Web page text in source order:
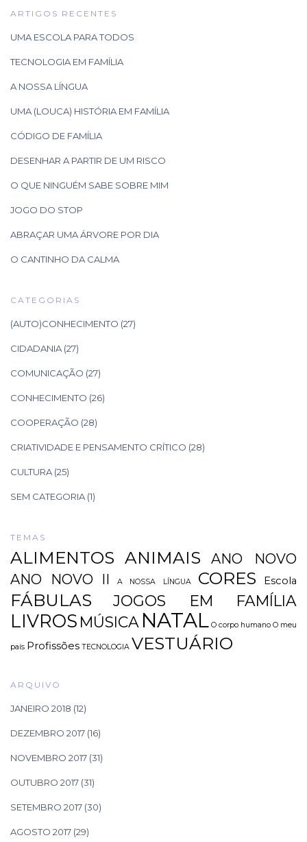
ARTIGOS RECENTES
UMA ESCOLA PARA TODOS
TECNOLOGIA EM FAMÍLIA
A NOSSA LÍNGUA
UMA (LOUCA) HISTÓRIA EM FAMÍLIA
CÓDIGO DE FAMÍLIA
DESENHAR A PARTIR DE UM RISCO
O QUE NINGUÉM SABE SOBRE MIM
JOGO DO STOP
ABRAÇAR UMA ÁRVORE POR DIA
O CANTINHO DA CALMA
CATEGORIAS
(AUTO)CONHECIMENTO (27)
CIDADANIA (27)
COMUNICAÇÃO (27)
CONHECIMENTO (26)
COOPERAÇÃO (28)
CRIATIVIDADE E PENSAMENTO CRÍTICO (28)
CULTURA (25)
SEM CATEGORIA (1)
TEMAS
ALIMENTOS ANIMAIS
ANO NOVO
ANO NOVO II
A NOSSA LÍNGUA CORES Escola
FÁBULAS JOGOS EM FAMÍLIA
LIVROS MÚSICA NATAL O corpo humano O meu
país Profissões TECNOLOGIA VESTUÁRIO
ARQUIVO
JANEIRO 2018 (12)
DEZEMBRO 2017 (16)
NOVEMBRO 2017 (31)
OUTUBRO 2017 (31)
SETEMBRO 2017 (30)
AGOSTO 2017 (29)